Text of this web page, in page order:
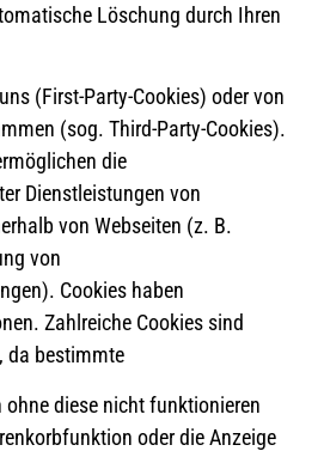
Löschung durch Ihren
(First-Party-Cookies) oder von
(sog. Third-Party-Cookies).
die
Dienstleistungen von
von Webseiten (z. B.
von
Cookies haben
Zahlreiche Cookies sind
da bestimmte
diese nicht funktionieren
oder die Anzeige